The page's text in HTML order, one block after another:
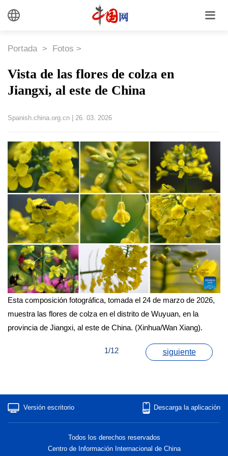
Portada > Fotos >
Vista de las flores de colza en
Jiangxi, al este de China
Spanish.china.org.cn 26. 03. 2026
Esta composición fotográfica, tomada el 24 de marzo de 2026,
muestra las flores de colza en el distrito de Wuyuan, en la
provincia de Jiangxi, al este de China. (Xinhua/Wan Xiang).
1/12 siguiente
Versión escritorio Descarga la aplicación
Todos los derechos reservados
Centro de Información Internacional de China